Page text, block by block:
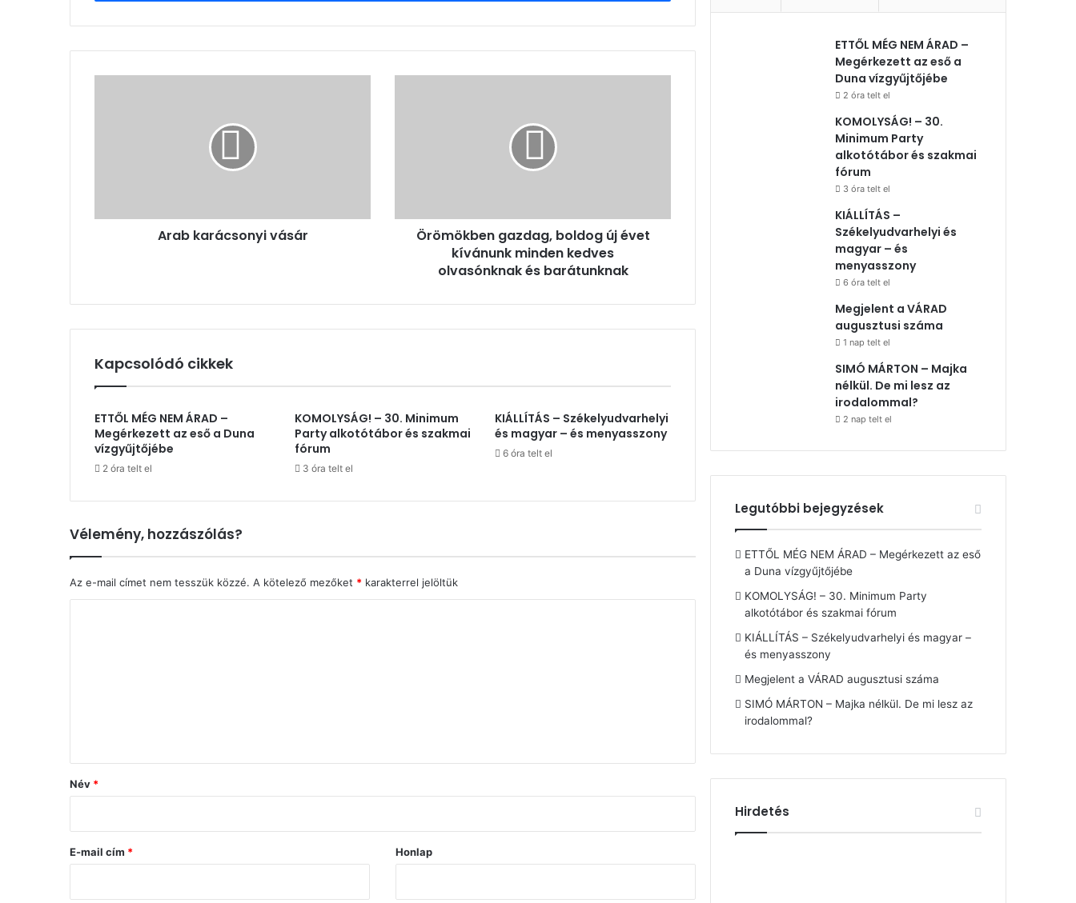
Arab karácsonyi vásár
olvasónknak
barátunknak
Örömökben gazdag, boldog új évet
kívánunk minden kedves
olvasónknak és barátunknak
Kapcsolódó cikkek
ETTŐL MÉG NEM ÁRAD –
Megérkezett az eső a Duna
vízgyűjtőjébe
2 óra telt el
KOMOLYSÁG! – 30. Minimum
Party alkotótábor és szakmai
fórum
3 óra telt el
KIÁLLÍTÁS – Székelyudvarhelyi
és magyar – és menyasszony
6 óra telt el
Vélemény, hozzászólás?
Az e-mail címet nem tesszük közzé. A kötelező mezőket * karakterrel jelöltük
ó
s
Név *
E-mail cím * Honlap
ETTŐL MÉG NEM ÁRAD –
Megérkezett az eső a
Duna vízgyűjtőjébe
2 óra telt el
KOMOLYSÁG! – 30.
Minimum Party
alkotótábor és szakmai
fórum
3 óra telt el
KIÁLLÍTÁS –
Székelyudvarhelyi és
magyar – és
menyasszony
6 óra telt el
Megjelent a VÁRAD
augusztusi száma
1 nap telt el
SIMÓ MÁRTON – Majka
nélkül. De mi lesz az
irodalommal?
2 nap telt el
Legutóbbi bejegyzések
ETTŐL MÉG NEM ÁRAD – Megérkezett az eső
a Duna vízgyűjtőjébe
KOMOLYSÁG! – 30. Minimum Party
alkotótábor és szakmai fórum
KIÁLLÍTÁS – Székelyudvarhelyi és magyar –
és menyasszony
Megjelent a VÁRAD augusztusi száma
SIMÓ MÁRTON – Majka nélkül. De mi lesz az
irodalommal?
Hirdetés